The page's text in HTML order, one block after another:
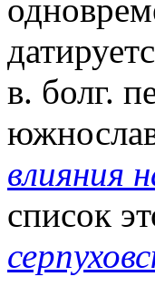
в. болг.
влияния
список